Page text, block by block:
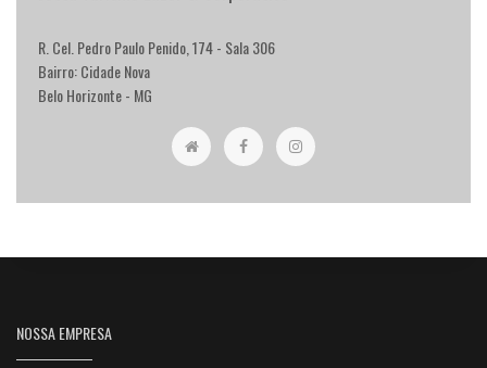
R. Cel. Pedro Paulo Penido, 174 - Sala 306
Bairro: Cidade Nova
Belo Horizonte - MG
NOSSA EMPRESA